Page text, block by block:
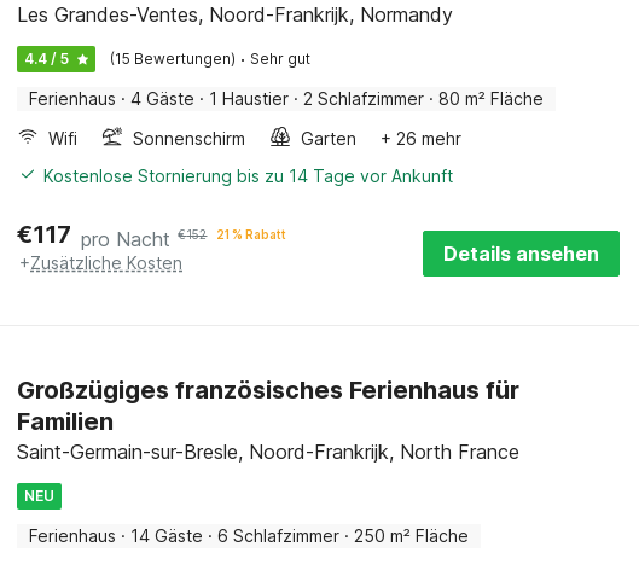
Les Grandes-Ventes, Noord-Frankrijk, Normandy
4.4 / 5 (15 Bewertungen) · Sehr gut
Ferienhaus · 4 Gäste · 1 Haustier · 2 Schlafzimmer · 80 m² Fläche
Wifi
Sonnenschirm Garten
+ 26 mehr
Kostenlose Stornierung bis zu 14 Tage vor Ankunft
€117 pro Nacht €152 21 % Rabatt
+Zusätzliche Kosten Details ansehen
Großzügiges französisches Ferienhaus für
Familien
Saint-Germain-sur-Bresle, Noord-Frankrijk, North France
NEU
Ferienhaus · 14 Gäste · 6 Schlafzimmer · 250 m² Fläche